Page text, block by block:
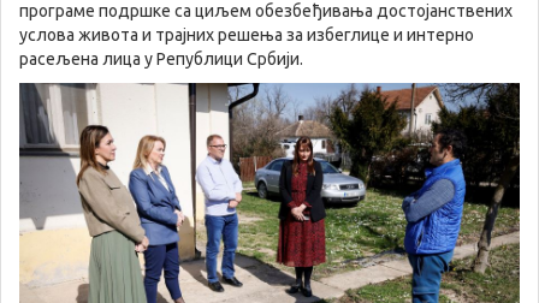
програме подршке са циљем обезбеђивања достојанствених
услова живота и трајних решења за избеглице и интерно
расељена лица у Републици Србији.